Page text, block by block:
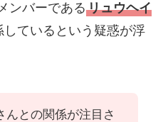
ンバーであるリュウヘイ
ているという疑惑が浮
んとの関係が注目さ